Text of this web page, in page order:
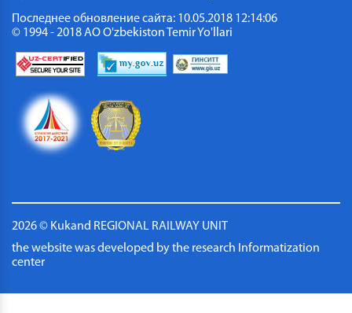
Последнее обновление сайта: 10.05.2018 12:14:06
© 1994 - 2018 АО O'zbekiston Temir Yo'llari
2026 © Kukand REGIONAL RAILWAY UNIT
the website was developed by the research Informatization
center